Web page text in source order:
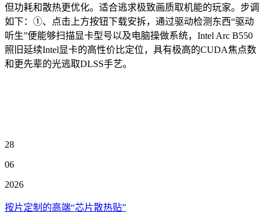
但功耗和散热更优化。适合逃求极致画质取机能的玩家。步调
如下：①、点击上方按钮下载安拆，通过驱动检测东西“驱动
听生”便能够扫描显卡型号以及电脑操做系统，Intel Arc B550
照旧延续Intel显卡的高性价比定位，具有极高的CUDA焦点数
和更先辈的光逃取DLSS手艺。
28
06
2026
按片定制的高端“芯片散热贴”